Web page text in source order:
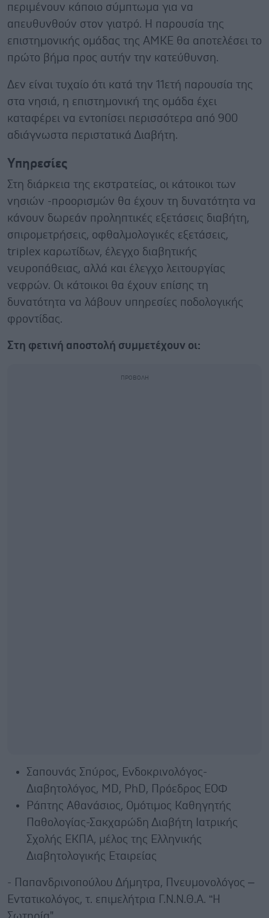
περιμένουν κάποιο σύμπτωμα για να
απευθυνθούν στον γιατρό. Η παρουσία της
επιστημονικής ομάδας της ΑΜΚΕ θα αποτελέσει το
πρώτο βήμα προς αυτήν την κατεύθυνση.
Δεν είναι τυχαίο ότι κατά την 11ετή παρουσία της
στα νησιά, η επιστημονική της ομάδα έχει
καταφέρει να εντοπίσει περισσότερα από 900
αδιάγνωστα περιστατικά Διαβήτη.
Υπηρεσίες
Στη διάρκεια της εκστρατείας, οι κάτοικοι των
νησιών -προορισμών θα έχουν τη δυνατότητα να
κάνουν δωρεάν προληπτικές εξετάσεις διαβήτη,
σπιρομετρήσεις, οφθαλμολογικές εξετάσεις,
triplex καρωτίδων, έλεγχο διαβητικής
νευροπάθειας, αλλά και έλεγχο λειτουργίας
νεφρών. Οι κάτοικοι θα έχουν επίσης τη
δυνατότητα να λάβουν υπηρεσίες ποδολογικής
φροντίδας.
Στη φετινή αποστολή συμμετέχουν οι:
Σαπουνάς Σπύρος, Ενδοκρινολόγος-
Διαβητολόγος, MD, PhD, Πρόεδρος ΕΟΦ
Ράπτης Αθανάσιος, Ομότιμος Καθηγητής
Παθολογίας-Σακχαρώδη Διαβήτη Ιατρικής
Σχολής ΕΚΠΑ, μέλος της Ελληνικής
Διαβητολογικής Εταιρείας
- Παπανδρινοπούλου Δήμητρα, Πνευμονολόγος –
Εντατικολόγος, τ. επιμελήτρια Γ.Ν.Ν.Θ.Α. “Η